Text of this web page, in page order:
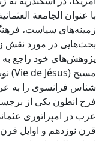
با عنوان الجامعة
زمینه‌های سیاست،
بحث‌هایی در مورد نقش
پژوهش‌های خود راجع به
شناس فرانسوی را به
فرح انطون یکی از
عرب در امپراتوری
قرن نوزدهم و اوایل قرن